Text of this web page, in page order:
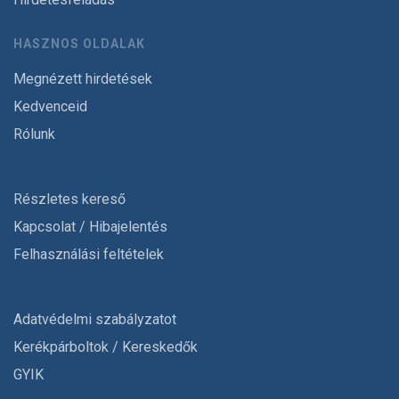
HASZNOS OLDALAK
Megnézett hirdetések
Kedvenceid
Rólunk
Részletes kereső
Kapcsolat / Hibajelentés
Felhasználási feltételek
Adatvédelmi szabályzatot
Kerékpárboltok / Kereskedők
GYIK